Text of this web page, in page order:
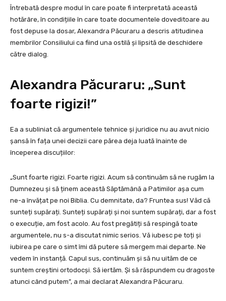
Întrebată despre modul în care poate fi interpretată această
hotărâre, în condițiile în care toate documentele doveditoare au
fost depuse la dosar, Alexandra Păcuraru a descris atitudinea
membrilor Consiliului ca fiind una ostilă și lipsită de deschidere
către dialog.
Alexandra Păcuraru: „Sunt
foarte rigizi!”
Ea a subliniat că argumentele tehnice și juridice nu au avut nicio
șansă în fața unei decizii care părea deja luată înainte de
începerea discuțiilor:
„Sunt foarte rigizi. Foarte rigizi. Acum să continuăm să ne rugăm la
Dumnezeu și să ținem această Săptămână a Patimilor așa cum
ne-a învățat pe noi Biblia. Cu demnitate, da? Fruntea sus! Văd că
sunteți supărați. Sunteți supărați și noi suntem supărați, dar a fost
o execuție, am fost acolo. Au fost pregătiți să respingă toate
argumentele, nu s-a discutat nimic serios. Vă iubesc pe toți și
iubirea pe care o simt îmi dă putere să mergem mai departe. Ne
vedem în instanță. Capul sus, continuăm și să nu uităm de ce
suntem creștini ortodocși. Să iertăm. Și să răspundem cu dragoste
atunci când putem”, a mai declarat Alexandra Păcuraru.